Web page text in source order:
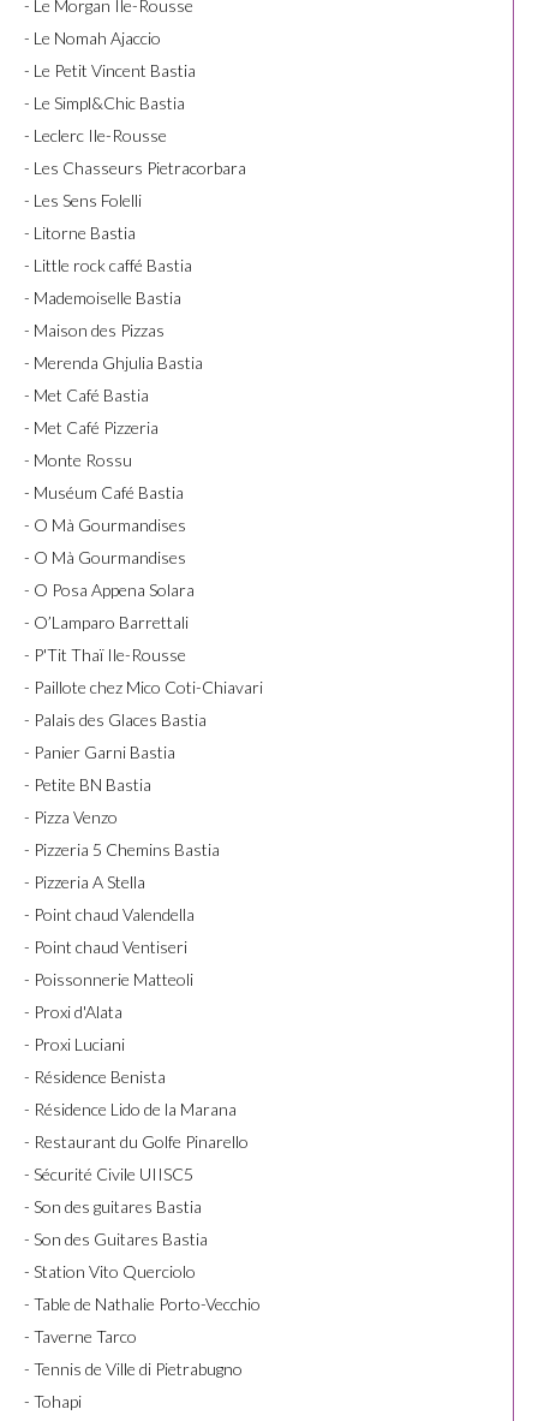
- Le Morgan Ile-Rousse
- Le Nomah Ajaccio
- Le Petit Vincent Bastia
- Le Simpl&Chic Bastia
- Leclerc Ile-Rousse
- Les Chasseurs Pietracorbara
- Les Sens Folelli
- Litorne Bastia
- Little rock caffé Bastia
- Mademoiselle Bastia
- Maison des Pizzas
- Merenda Ghjulia Bastia
- Met Café Bastia
- Met Café Pizzeria
- Monte Rossu
- Muséum Café Bastia
- O Mà Gourmandises
- O Mà Gourmandises
- O Posa Appena Solara
- O’Lamparo Barrettali
- P'Tit Thaï Ile-Rousse
- Paillote chez Mico Coti-Chiavari
- Palais des Glaces Bastia
- Panier Garni Bastia
- Petite BN Bastia
- Pizza Venzo
- Pizzeria 5 Chemins Bastia
- Pizzeria A Stella
- Point chaud Valendella
- Point chaud Ventiseri
- Poissonnerie Matteoli
- Proxi d'Alata
- Proxi Luciani
- Résidence Benista
- Résidence Lido de la Marana
- Restaurant du Golfe Pinarello
- Sécurité Civile UIISC5
- Son des guitares Bastia
- Son des Guitares Bastia
- Station Vito Querciolo
- Table de Nathalie Porto-Vecchio
- Taverne Tarco
- Tennis de Ville di Pietrabugno
- Tohapi